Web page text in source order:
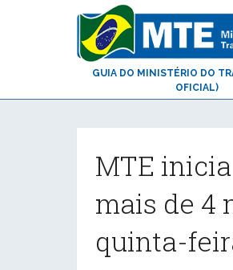
GUIA DO MINISTÉRIO DO
OFICIAL)
MTE
mais de 4
quinta-